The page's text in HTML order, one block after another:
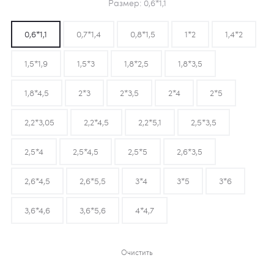
Размер 0,6*1,1
0,6*1,1 0,7*1,4 0,8*1,5 1*2 1,4*2
1,5*1,9 1,5*3 1,8*2,5 1,8*3,5
1,8*4,5 2*3 2*3,5 2*4 2*5
2,2*3,05 2,2*4,5 2,2*5,1 2,5*3,5
2,5*4 2,5*4,5 2,5*5 2,6*3,5
2,6*4,5 2,6*5,5 3*4 3*5 3*6
3,6*4,6 3,6*5,6 4*4,7
Очистить